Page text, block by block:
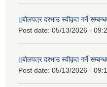
||बोलपत्र दरभाउ स्वीकृत गर्ने
Post date: 05/13/2026 -
||बोलपत्र दरभाउ स्वीकृत गर्ने
Post date: 05/13/2026 -